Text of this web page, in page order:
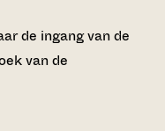
de ingang van de
van de